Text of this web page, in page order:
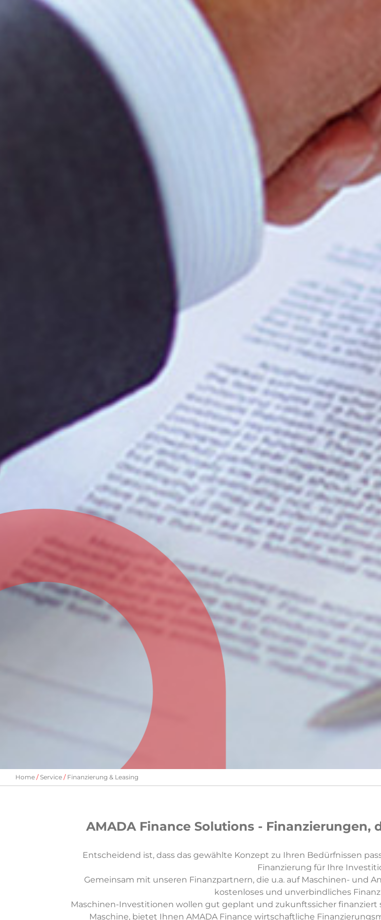
Home Service Finanzierung & Leasing
AMADA Finance Solutions -
Entscheidend ist, dass das gewählte Konzept zu Ihren Bedürfnissen
Finanzierung für Ihre
Gemeinsam mit unseren Finanzpartnern, die u.a. auf Maschinen- und
kostenloses und unverbindliches
Maschinen-Investitionen wollen gut geplant und zukunftssicher finanziert
Maschine, bietet Ihnen AMADA Finance wirtschaftliche